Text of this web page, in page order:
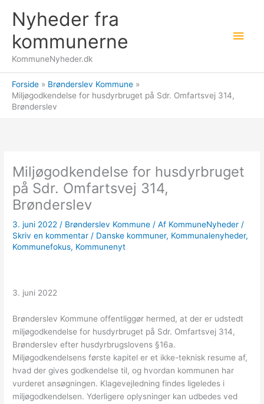
indholdet
Nyheder fra
kommunerne
KommuneNyheder.dk
Forside
Brønderslev Kommune
Miljøgodkendelse for husdyrbruget på Sdr. Omfartsvej 314,
Brønderslev
Miljøgodkendelse for husdyrbruget
på Sdr. Omfartsvej 314,
Brønderslev
3. juni 2022 / Brønderslev Kommune / Af KommuneNyheder /
Skriv en kommentar / Danske kommuner, Kommunalenyheder,
Kommunefokus, Kommunenyt
3. juni 2022
Brønderslev Kommune offentliggør hermed, at der er udstedt
miljøgodkendelse for husdyrbruget på Sdr. Omfartsvej 314,
Brønderslev efter husdyrbrugslovens §16a.
Miljøgodkendelsens første kapitel er et ikke-teknisk resume af,
hvad der gives godkendelse til, og hvordan kommunen har
vurderet ansøgningen. Klagevejledning findes ligeledes i
miljøgodkendelsen. Yderligere oplysninger kan udbedes ved